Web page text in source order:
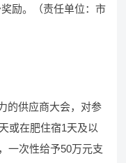
励。（责任单位：市
的供应商大会，对参
或在肥住宿1天及以
一次性给予50万元支